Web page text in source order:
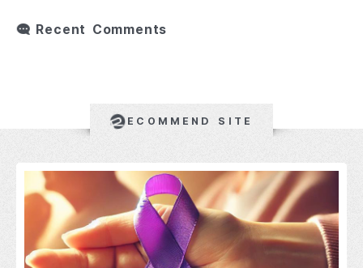
Recent Comments
ECOMMEND SITE